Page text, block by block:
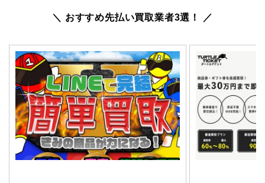
＼ おすすめ先払い買取業者3選！ ／